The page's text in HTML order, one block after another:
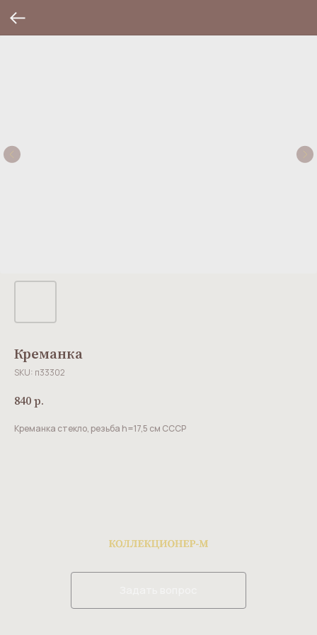
Креманка
SKU: п33302
840р.
Креманка стекло, резьба h=17,5 см СССР